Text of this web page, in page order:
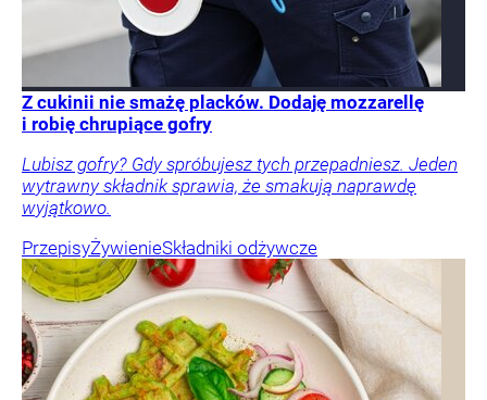
Z cukinii nie smażę placków. Dodaję mozzarellę
i robię chrupiące gofry
Lubisz gofry? Gdy spróbujesz tych przepadniesz. Jeden
wytrawny składnik sprawia, że smakują naprawdę
wyjątkowo.
PrzepisyŻywienieSkładniki odżywcze